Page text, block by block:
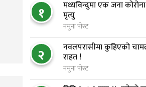
७
भरतपुर अस्पतालद्वारा
प्रतिक्षारत बिरामीको नाम
बोर्ड’मा
नारायणघाट–बुटवल
१ मध्यविन्दुमा एक जना
मृत्यु
नमुना पोस्ट
२ नवलपरासीमा कुहिएको
राहत !
नमुना पोस्ट